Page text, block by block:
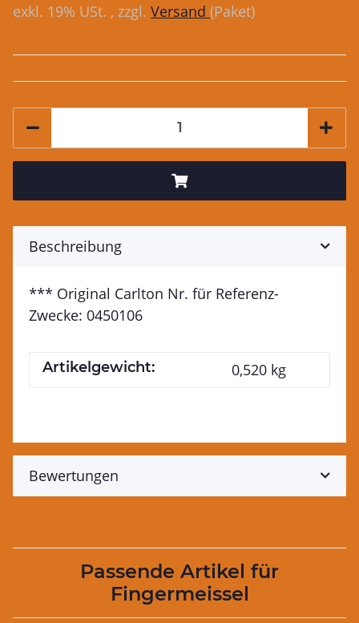
exkl. 19% USt. , zzgl. Versand (Paket)
Beschreibung
*** Original Carlton Nr. für Referenz-
Zwecke: 0450106
Artikelgewicht: 0,520 kg
Bewertungen
Passende Artikel für
Fingermeissel